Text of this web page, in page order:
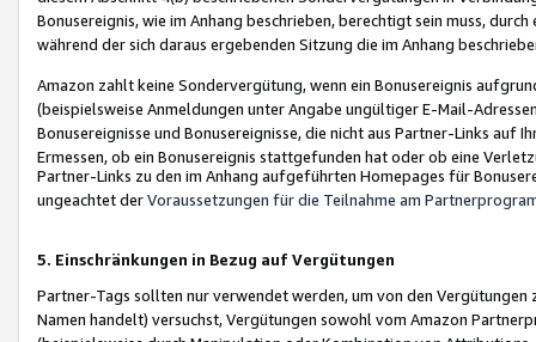
Bonusereignis, wie im Anhang beschrieben, berechtigt sein muss,
während der sich daraus ergebenden Sitzung die im Anhang
Amazon zahlt keine Sondervergütung, wenn ein Bonusereignis
(beispielsweise Anmeldungen unter Angabe ungültiger E-Mail-
Bonusereignisse und Bonusereignisse, die nicht aus Partner-Links auf
Ermessen, ob ein Bonusereignis stattgefunden hat oder ob eine
Partner-Links zu den im Anhang aufgeführten Homepages für
ungeachtet derVoraussetzungen für die Teilnahme am
5. Einschränkungen in Bezug auf Vergütungen
Partner-Tags sollten nur verwendet werden, um von den
Namen handelt) versuchst, Vergütungen sowohl vom Amazon